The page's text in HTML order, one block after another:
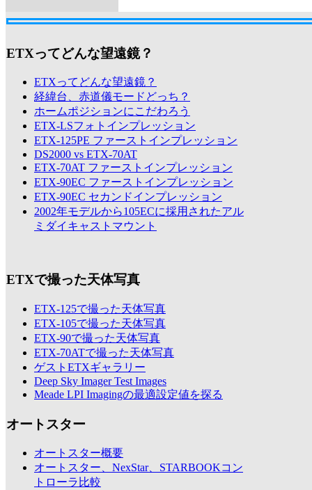
ETXってどんな望遠鏡？
ETXってどんな望遠鏡？
経緯台、赤道儀モードどっち？
ホームポジションにこだわろう
ETX-LSフォトインプレッション
ETX-125PE ファーストインプレッション
DS2000 vs ETX-70AT
ETX-70AT ファーストインプレッション
ETX-90EC ファーストインプレッション
ETX-90EC セカンドインプレッション
2002年モデルから105ECに採用されたアル
ミダイキャストマウント
ETXで撮った天体写真
ETX-125で撮った天体写真
ETX-105で撮った天体写真
ETX-90で撮った天体写真
ETX-70ATで撮った天体写真
ゲストETXギャラリー
Deep Sky Imager Test Images
Meade LPI Imagingの最適設定値を探る
オートスター
オートスター概要
オートスター、NexStar、STARBOOKコン
トローラ比較